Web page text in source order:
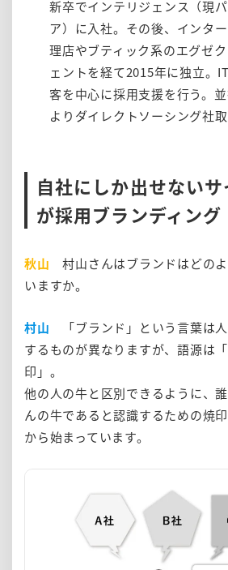
新卒でインテリジェンス（現
ア）に入社。その後、インタ
理店やブティック系のエグゼ
ェントを経て2015年に独立。
客を中心に採用支援を行う。
よりダイレクトソーシング社取
自社にしか出せない
が採用ブランディング
秋山 村山さんはブランドはどの
いますか。
村山 「ブランド」という言葉は
するものが異なりますが、語源は
印」。
他の人の牛と区別できるように、
んの牛であると認識するための焼
から始まっています。